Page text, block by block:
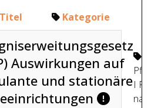
Titel Kategorie
Auswirkungen auf
und stationäreI